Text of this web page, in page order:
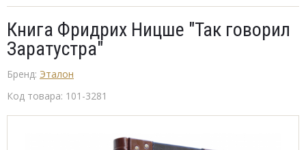
Книга Фридрих Ницше "Так говорил
Заратустра"
Бренд: Эталон
Код товара: 101-3281